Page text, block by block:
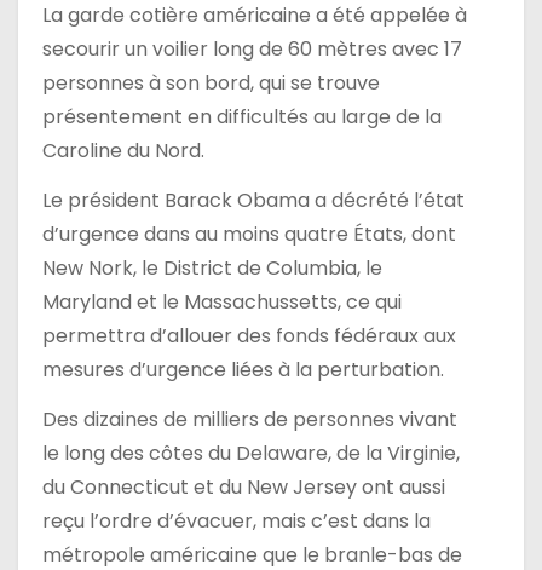
La garde cotière américaine a été appelée à
secourir un voilier long de 60 mètres avec 17
personnes à son bord, qui se trouve
présentement en difficultés au large de la
Caroline du Nord.
Le président Barack Obama a décrété l’état
d’urgence dans au moins quatre États, dont
New Nork, le District de Columbia, le
Maryland et le Massachussetts, ce qui
permettra d’allouer des fonds fédéraux aux
mesures d’urgence liées à la perturbation.
Des dizaines de milliers de personnes vivant
le long des côtes du Delaware, de la Virginie,
du Connecticut et du New Jersey ont aussi
reçu l’ordre d’évacuer, mais c’est dans la
métropole américaine que le branle-bas de